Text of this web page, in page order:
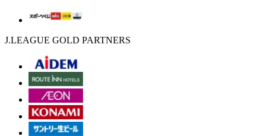
J.LEAGUE GOLD PARTNERS